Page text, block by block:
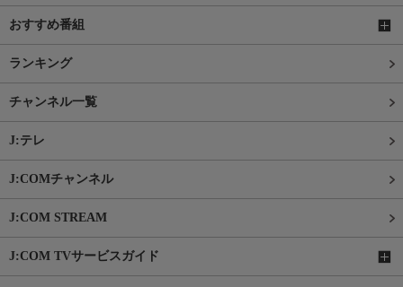
おすすめ番組
ランキング
チャンネル一覧
J:テレ
J:COMチャンネル
J:COM STREAM
J:COM TVサービスガイド